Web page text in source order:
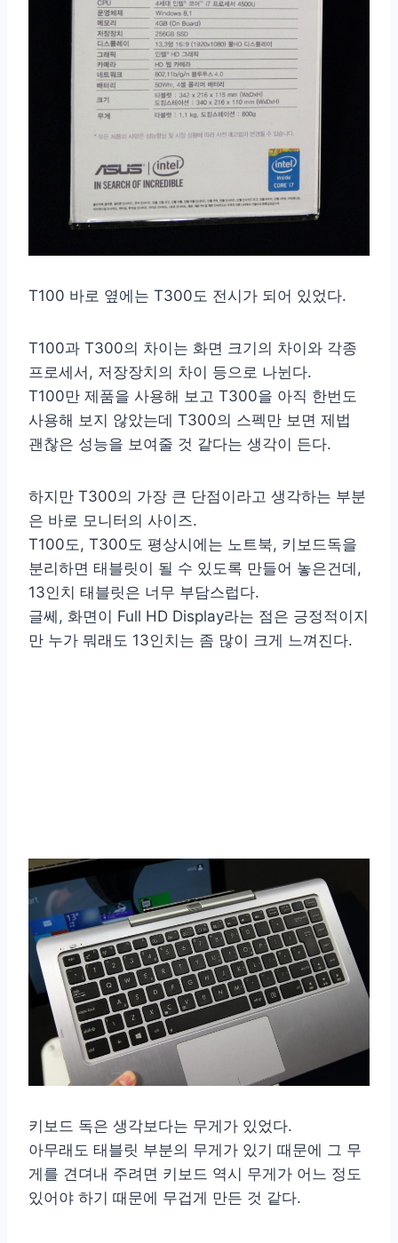
T100 바로 옆에는 T300도 전시가 되어 있었다.
T100과 T300의 차이는 화면 크기의 차이와 각종
프로세서, 저장장치의 차이 등으로 나뉜다.
T100만 제품을 사용해 보고 T300을 아직 한번도
사용해 보지 않았는데 T300의 스펙만 보면 제법
괜찮은 성능을 보여줄 것 같다는 생각이 든다.
하지만 T300의 가장 큰 단점이라고 생각하는 부분
은 바로 모니터의 사이즈.
T100도, T300도 평상시에는 노트북, 키보드독을
분리하면 태블릿이 될 수 있도록 만들어 놓은건데,
13인치 태블릿은 너무 부담스럽다.
글쎄, 화면이 Full HD Display라는 점은 긍정적이지
만 누가 뭐래도 13인치는 좀 많이 크게 느껴진다.
키보드 독은 생각보다는 무게가 있었다.
아무래도 태블릿 부분의 무게가 있기 때문에 그 무
게를 견뎌내 주려면 키보드 역시 무게가 어느 정도
있어야 하기 때문에 무겁게 만든 것 같다.